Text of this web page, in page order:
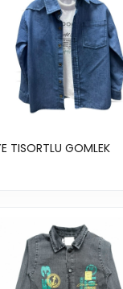
TISORTLU GOMLEK